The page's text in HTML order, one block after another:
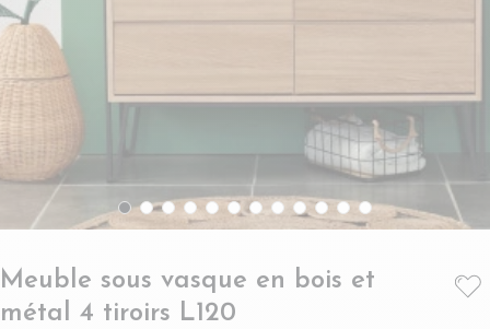
Meuble sous vasque en bois et
métal 4 tiroirs L120